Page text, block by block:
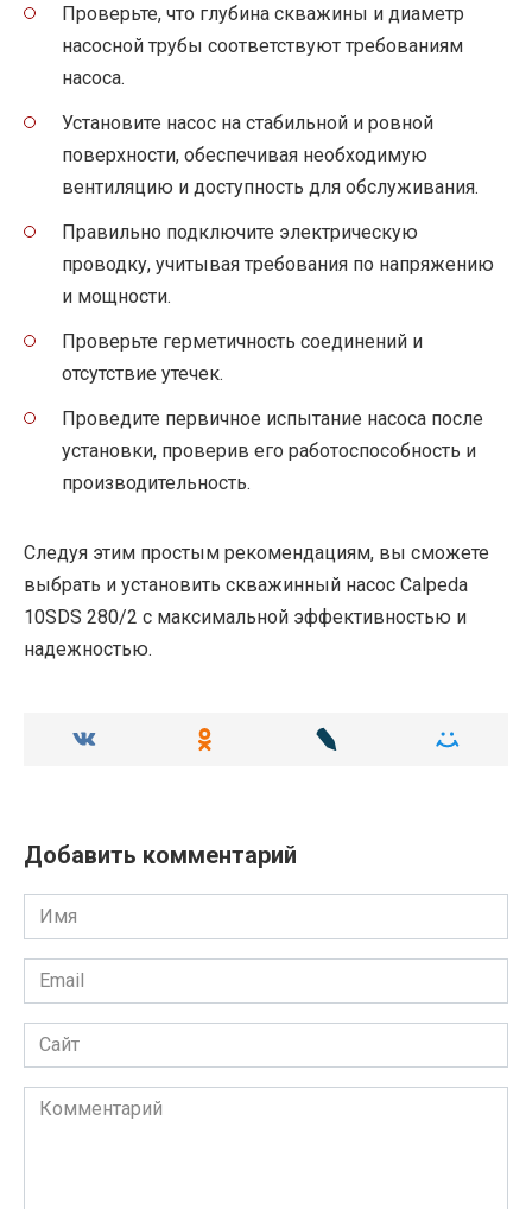
Проверьте, что глубина скважины и диаметр
насосной трубы соответствуют требованиям
насоса.
Установите насос на стабильной и ровной
поверхности, обеспечивая необходимую
вентиляцию и доступность для обслуживания.
Правильно подключите электрическую
проводку, учитывая требования по напряжению
и мощности.
Проверьте герметичность соединений и
отсутствие утечек.
Проведите первичное испытание насоса после
установки, проверив его работоспособность и
производительность.
Следуя этим простым рекомендациям, вы сможете
выбрать и установить скважинный насос Calpeda
10SDS 280/2 с максимальной эффективностью и
надежностью.
Добавить комментарий
Имя
Email
Сайт
Комментарий